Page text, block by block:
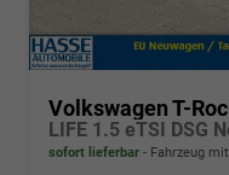
Volkswagen T-Roc
sofort lieferbar Fahrzeug